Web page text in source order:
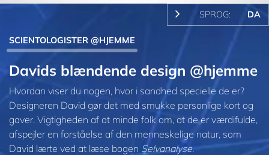
SPROG: DA
SCIENTOLOGISTER @HJEMME
Davids blændende design @hjemme
Hvordan viser du nogen, hvor i sandhed specielle de er?
Designeren David gør det med smukke personlige kort og
gaver. Vigtigheden af at minde folk om, at de er værdifulde,
afspejler en forståelse af den menneskelige natur, som
David lærte ved at læse bogen Selvanalyse.